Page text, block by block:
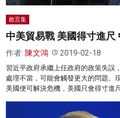
敢言集
中美貿易戰 美國得寸進尺
作者: 陳文鴻 2019-02-18
習近平政府承繼上任政府的政策失誤
處理不當，可能會觸發更大的問題。
美國便可解決危機，美國只會得寸進